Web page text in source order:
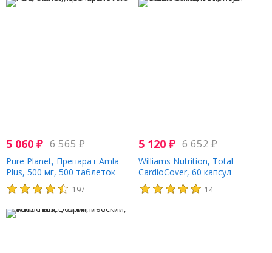
5 060 ₽ 6 565₽
Pure Planet, Препарат Amla
Plus, 500 мг, 500 таблеток
197
5 120₽ 6 652₽
Williams Nutrition, Total
CardioCover, 60 капсул
14